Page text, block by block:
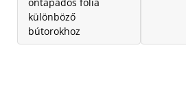
különböző
bútorokhoz